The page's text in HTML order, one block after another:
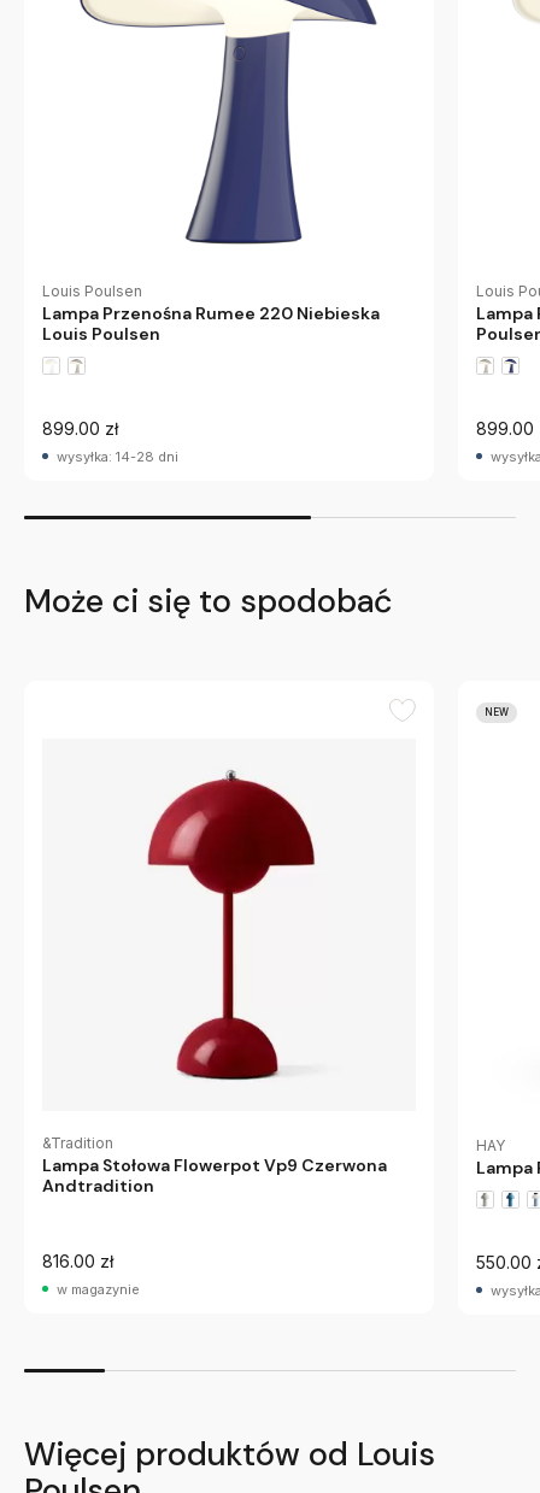
Louis Poulsen
Lampa Przenośna Rumee 220 Niebieska
Louis Poulsen
899.00 zł
wysyłka: 14-28 dni
Louis
Lampa
899.00
Może ci się to spodobać
&Tradition
Lampa Stołowa Flowerpot Vp9 Czerwona
Andtradition
816.00 zł
w magazynie
NEW
HAY
Lampa
550.00
Więcej produktów od Louis